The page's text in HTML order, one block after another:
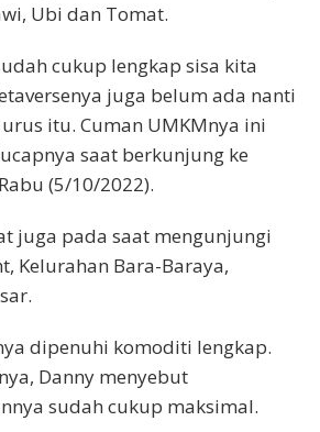
Ubi dan Tomat.
cukup lengkap sisa kita
juga belum ada nanti
itu. Cuman UMKMnya ini
saat berkunjung ke
(5/10/2022).
juga pada saat mengunjungi
Kelurahan Bara-Baraya,
dipenuhi komoditi lengkap.
Danny menyebut
sudah cukup maksimal.